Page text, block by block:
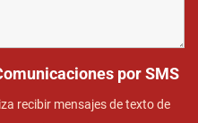
por SMS
recibir mensajes de texto de